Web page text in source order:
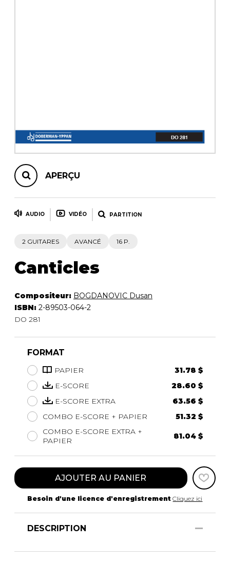
APERÇU
AUDIO VIDÉO PARTITION
2 GUITARES AVANCÉ 16 P.
Canticles
Compositeur: BOGDANOVIC Dusan
ISBN: 2-89503-064-2
DO 281
FORMAT
PAPIER
31.78 $
E-SCORE
28.60 $
E-SCORE EXTRA
63.56 $
COMBO E-SCORE + PAPIER
51.32 $
COMBO E-SCORE EXTRA +
PAPIER
81.04 $
AJOUTER AU PANIER
Besoin d'une licence d'enregistrement Cliquez ici
DESCRIPTION